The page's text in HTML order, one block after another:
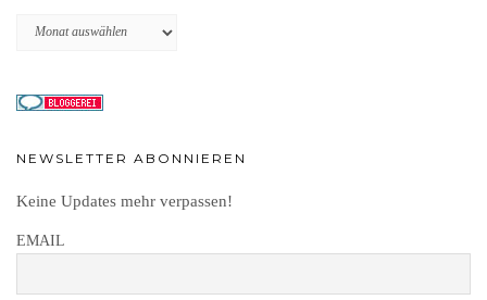
Archiv
NEWSLETTER ABONNIEREN
Keine Updates mehr verpassen!
EMAIL